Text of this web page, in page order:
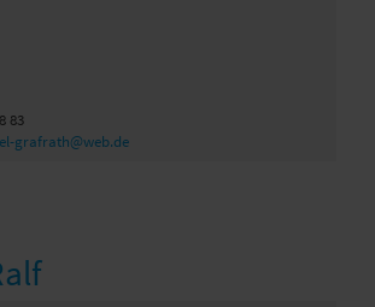
83
grafrath@web.de